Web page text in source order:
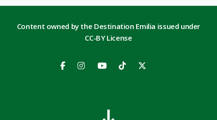
Content owned by the Destination Emilia issued under
CC-BY License